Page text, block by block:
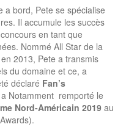
a bord, Pete se spécialise
Il accumule les succès
en tant que
Nommé All Star de la
2013, Pete a transmis
du domaine et ce, a
déclaré Fan’s
Notamment remporté le
Nord-Américain 2019 au